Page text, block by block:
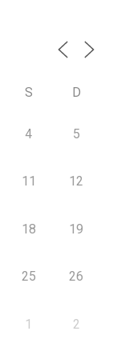
S D
4 5
11 12
18 19
25 26
1 2